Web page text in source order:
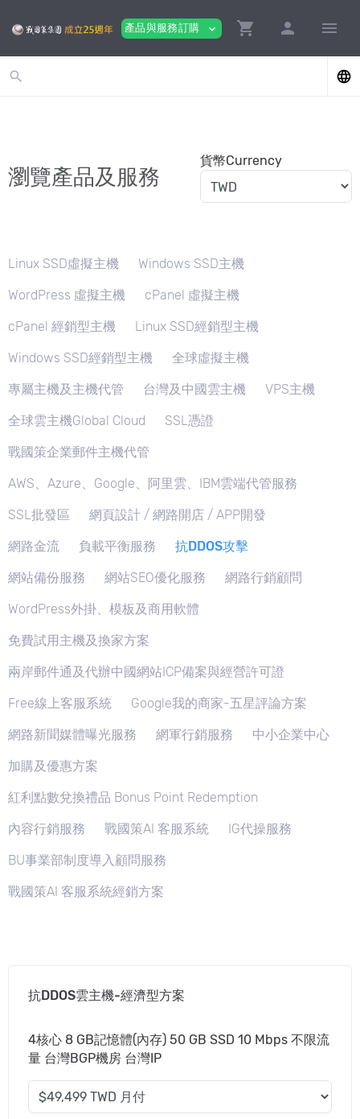
產品與服務訂購 expand_more shopping_cart person menu
search language
瀏覽產品及服務
貨幣Currency
Linux SSD虛擬主機 Windows SSD主機
WordPress 虛擬主機 cPanel 虛擬主機
cPanel 經銷型主機 Linux SSD經銷型主機
Windows SSD經銷型主機 全球虛擬主機
專屬主機及主機代管 台灣及中國雲主機 VPS主機
全球雲主機Global Cloud SSL憑證
戰國策企業郵件主機代管
AWS、Azure、Google、阿里雲、IBM雲端代管服務
SSL批發區 網頁設計 / 網路開店 / APP開發
網路金流 負載平衡服務 抗DDOS攻擊
網站備份服務 網站SEO優化服務 網路行銷顧問
WordPress外掛、模板及商用軟體
免費試用主機及換家方案
兩岸郵件通及代辦中國網站ICP備案與經營許可證
Free線上客服系統 Google我的商家-五星評論方案
網路新聞媒體曝光服務 網軍行銷服務 中小企業中心
加購及優惠方案
紅利點數兌換禮品 Bonus Point Redemption
內容行銷服務 戰國策AI 客服系統 IG代操服務
BU事業部制度導入顧問服務
戰國策AI 客服系統經銷方案
抗DDOS雲主機-經濟型方案
4核心 8 GB記憶體(內存) 50 GB SSD 10 Mbps 不限流
量 台灣BGP機房 台灣IP